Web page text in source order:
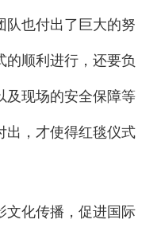
队也付出了巨大的努
的顺利进行，还要负
及现场的安全保障等
出，才使得红毯仪式
文化传播，促进国际